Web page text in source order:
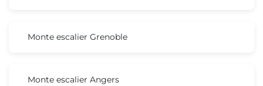
Monte escalier Grenoble
Monte escalier Angers